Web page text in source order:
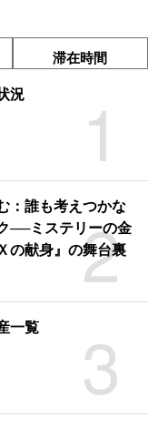
滞在時間
1
況
2
：誰も考えつかな
──ミステリーの金
の献身』の舞台裏
3
一覧